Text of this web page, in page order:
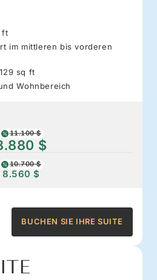
ft
im mittleren bis vorderen
sq ft
Wohnbereich
11.100 $
$
10.700 $
8.560 $
BUCHEN SIE IHRE SUITE